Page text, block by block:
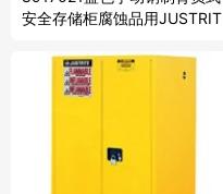
安全存储柜腐蚀品用JUSTRIT